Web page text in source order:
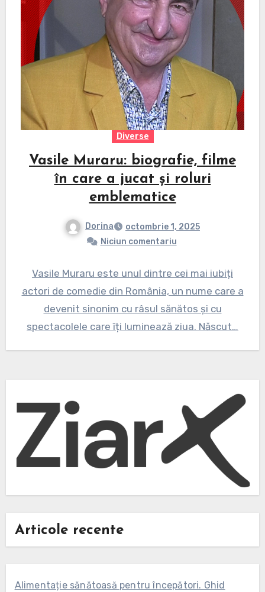
Diverse
Vasile Muraru: biografie, filme
în care a jucat și roluri
emblematice
Dorina
octombrie 1, 2025
Niciun comentariu
Vasile Muraru este unul dintre cei mai iubiți
actori de comedie din România, un nume care a
devenit sinonim cu râsul sănătos și cu
spectacolele care îți luminează ziua. Născut…
Articole recente
Alimentație sănătoasă pentru începători. Ghid